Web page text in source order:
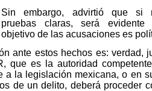
Sin embargo, advirtió que si
pruebas claras, será evidente
objetivo de las acusaciones es
ante estos hechos es: verdad,
que es la autoridad
a la legislación mexicana, o en
de un delito, deberá proceder